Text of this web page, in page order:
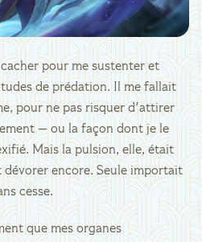
pour me sustenter et
de prédation. Il me fallait
pour ne pas risquer d'attirer
— ou la façon dont je le
Mais la pulsion, elle, était
dévorer encore. Seule importait
cesse.
que mes organes